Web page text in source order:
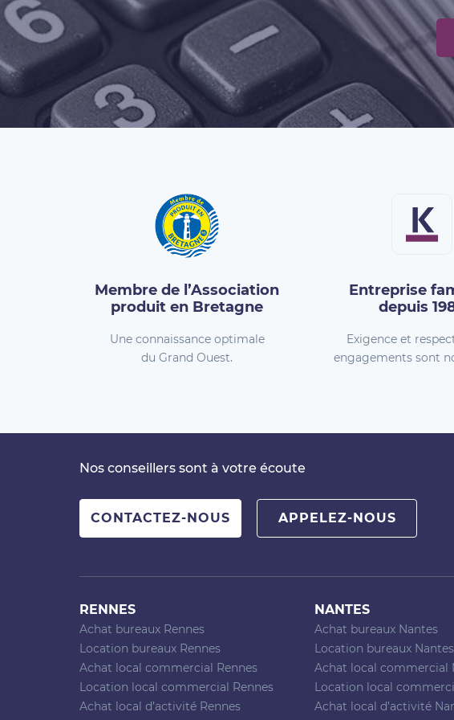
Membre de l’Association
produit en Bretagne
Une connaissance optimale
du Grand Ouest.
Entreprise
depuis
Exigence et
engagements sont
Nos conseillers sont à votre écoute
CONTACTEZ-NOUS APPELEZ-NOUS
RENNES
Achat bureaux Rennes
Location bureaux Rennes
Achat local commercial Rennes
Location local commercial Rennes
Achat local d’activité Rennes
NANTES
Achat bureaux Nantes
Location bureaux Nantes
Achat local commercial
Location local
Achat local d’activité